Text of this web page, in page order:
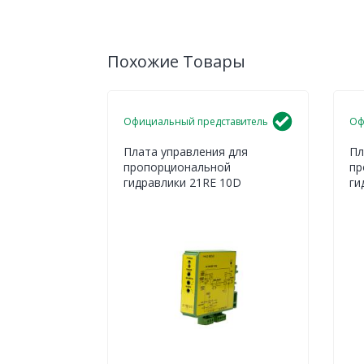
Похожие Товары
Официальный представитель
Плата управления для
пропорциональной
гидравлики 21RE 10D